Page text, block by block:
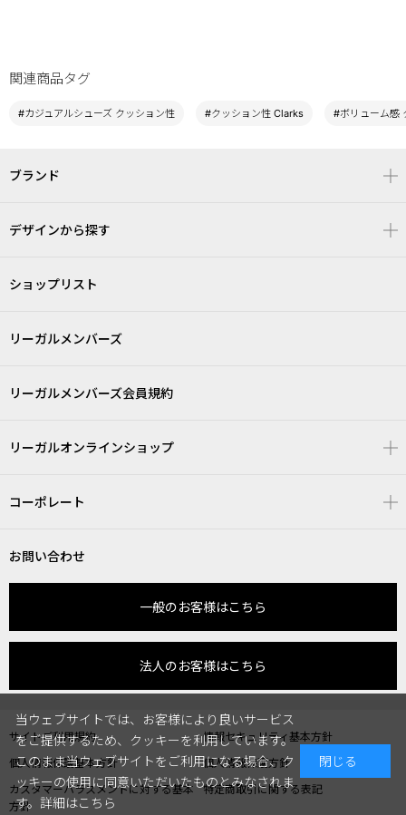
関連商品タグ
#カジュアルシューズ クッション性 #クッション性 Clarks #ボリューム感
ブランド
デザインから探す
ショップリスト
リーガルメンバーズ
リーガルメンバーズ会員規約
リーガルオンラインショップ
コーポレート
お問い合わせ
一般のお客様はこちら
法人のお客様はこちら
サイトご利用規約
情報セキュリティ基本方針
個人情報保護基本方針
個人情報保護方針
カスタマーハラスメントに対する基本
方針
特定商取引に関する表記
当ウェブサイトでは、お客様により良いサービス
をご提供するため、クッキーを利用しています。
このまま当ウェブサイトをご利用になる場合、ク
ッキーの使用に同意いただいたものとみなされま
す。 詳細はこちら
閉じる